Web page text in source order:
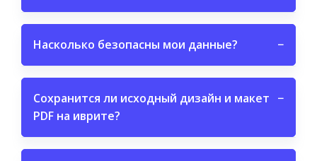
Насколько безопасны мои данные? −
Сохранится ли исходный дизайн и макет
PDF на иврите?
−